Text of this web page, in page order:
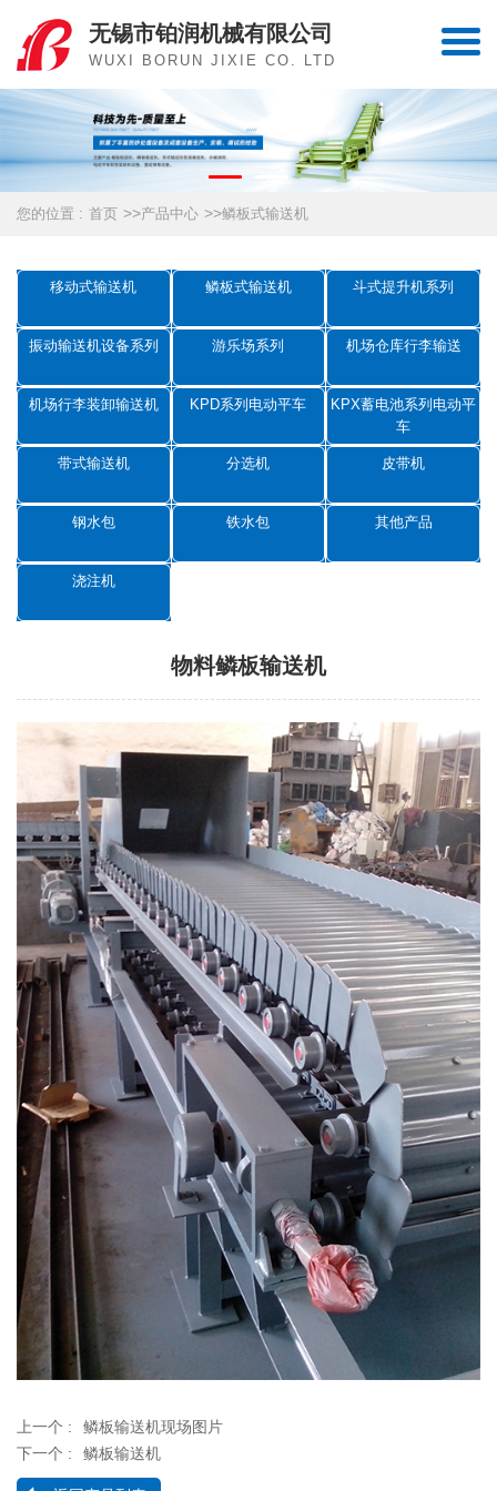
无锡市铂润机械有限公司
WUXI BORUN JIXIE CO. LTD
您的位置 : 首页 >>产品中心 >>鳞板式输送机
移动式输送机 鳞板式输送机 斗式提升机系列
振动输送机设备系列 游乐场系列 机场仓库行李输送
机场行李装卸输送机 KPD系列电动平车
KPX蓄电池系列电动平
车
带式输送机 分选机 皮带机
钢水包 铁水包 其他产品
浇注机
物料鳞板输送机
上一个 :
鳞板输送机现场图片
下一个 :
鳞板输送机